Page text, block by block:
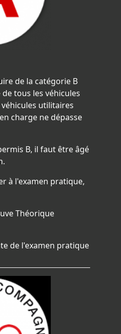
de la catégorie B
tous les véhicules
utilitaires
charge ne dépasse
B, il faut être âgé
à l'examen pratique,
Théorique
de l'examen pratique